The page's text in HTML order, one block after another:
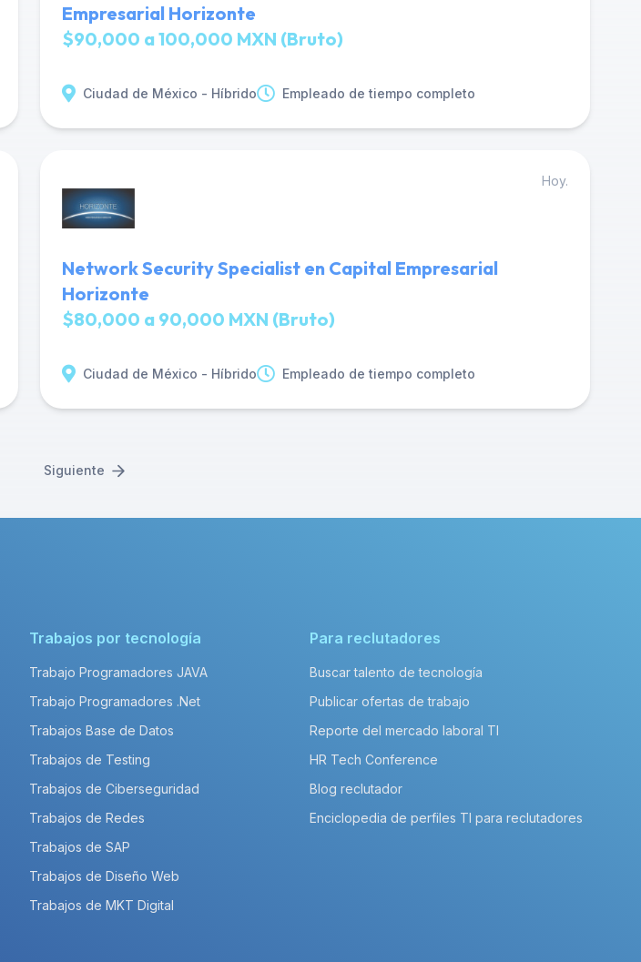
Empresarial Horizonte
$90,000 a 100,000 MXN (Bruto)
Ciudad de México - Híbrido Empleado de tiempo completo
Hoy.
Network Security Specialist en Capital Empresarial
Horizonte
$80,000 a 90,000 MXN (Bruto)
Ciudad de México - Híbrido Empleado de tiempo completo
Siguiente
Trabajos por tecnología
Trabajo Programadores JAVA
Trabajo Programadores .Net
Trabajos Base de Datos
Trabajos de Testing
Trabajos de Ciberseguridad
Trabajos de Redes
Trabajos de SAP
Trabajos de Diseño Web
Trabajos de MKT Digital
Para reclutadores
Buscar talento de tecnología
Publicar ofertas de trabajo
Reporte del mercado laboral TI
HR Tech Conference
Blog reclutador
Enciclopedia de perfiles TI para reclutadores